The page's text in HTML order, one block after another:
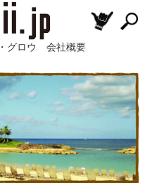
グロウ 会社概要